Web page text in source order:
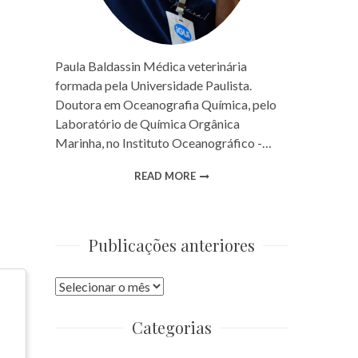
Paula Baldassin Médica veterinária
formada pela Universidade Paulista.
Doutora em Oceanografia Química, pelo
Laboratório de Química Orgânica
Marinha, no Instituto Oceanográfico -…
READ MORE
Publicações anteriores
Publicações
Categorias